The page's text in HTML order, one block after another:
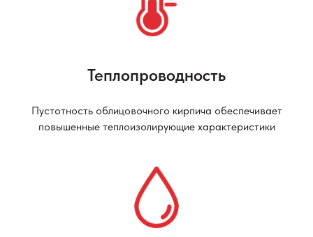
Теплопроводность
Пустотность облицовочного кирпича обеспечивает
повышенные теплоизолирующие характеристики